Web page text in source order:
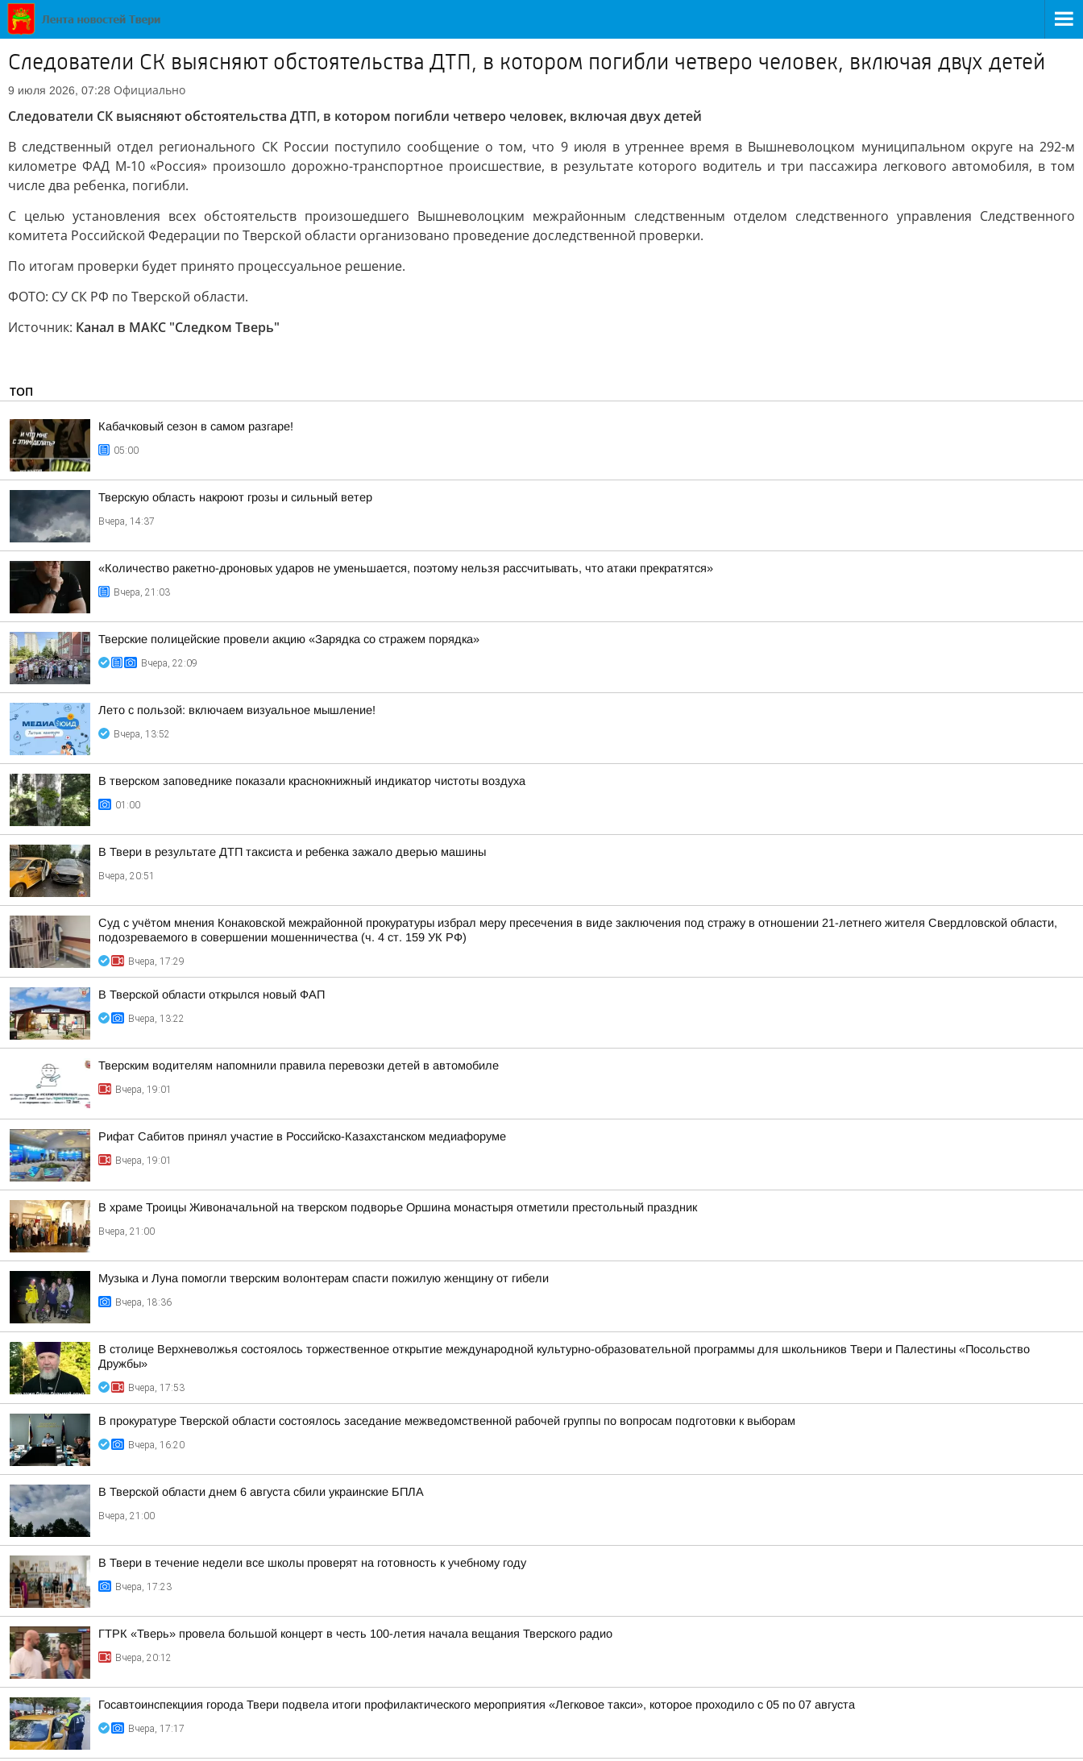
Следователи СК выясняют обстоятельства ДТП, в котором погибли четверо человек, включая двух детей
9 июля 2026, 07:28 Официально
Следователи СК выясняют обстоятельства ДТП, в котором погибли четверо человек, включая двух детей
В следственный отдел регионального СК России поступило сообщение о том, что 9 июля в утреннее время в Вышневолоцком муниципальном округе на 292-м
километре ФАД М-10 «Россия» произошло дорожно-транспортное происшествие, в результате которого водитель и три пассажира легкового автомобиля, в том
числе два ребенка, погибли.
С целью установления всех обстоятельств произошедшего Вышневолоцким межрайонным следственным отделом следственного управления Следственного
комитета Российской Федерации по Тверской области организовано проведение доследственной проверки.
По итогам проверки будет принято процессуальное решение.
ФОТО: СУ СК РФ по Тверской области.
Источник: Канал в МАКС "Следком Тверь"
ТОП
Кабачковый сезон в самом разгаре!
05:00
Тверскую область накроют грозы и сильный ветер
Вчера, 14:37
«Количество ракетно-дроновых ударов не уменьшается, поэтому нельзя рассчитывать, что атаки прекратятся»
Вчера, 21:03
Тверские полицейские провели акцию «Зарядка со стражем порядка»
Вчера, 22:09
Лето с пользой: включаем визуальное мышление!
Вчера, 13:52
В тверском заповеднике показали краснокнижный индикатор чистоты воздуха
01:00
В Твери в результате ДТП таксиста и ребенка зажало дверью машины
Вчера, 20:51
Суд с учётом мнения Конаковской межрайонной прокуратуры избрал меру пресечения в виде заключения под стражу в отношении 21-летнего жителя Свердловской области,
подозреваемого в совершении мошенничества (ч. 4 ст. 159 УК РФ)
Вчера, 17:29
В Тверской области открылся новый ФАП
Вчера, 13:22
Тверским водителям напомнили правила перевозки детей в автомобиле
Вчера, 19:01
Рифат Сабитов принял участие в Российско-Казахстанском медиафоруме
Вчера, 19:01
В храме Троицы Живоначальной на тверском подворье Оршина монастыря отметили престольный праздник
Вчера, 21:00
Музыка и Луна помогли тверским волонтерам спасти пожилую женщину от гибели
Вчера, 18:36
В столице Верхневолжья состоялось торжественное открытие международной культурно-образовательной программы для школьников Твери и Палестины «Посольство
Дружбы»
Вчера, 17:53
В прокуратуре Тверской области состоялось заседание межведомственной рабочей группы по вопросам подготовки к выборам
Вчера, 16:20
В Тверской области днем 6 августа сбили украинские БПЛА
Вчера, 21:00
В Твери в течение недели все школы проверят на готовность к учебному году
Вчера, 17:23
ГТРК «Тверь» провела большой концерт в честь 100-летия начала вещания Тверского радио
Вчера, 20:12
Госавтоинспекциия города Твери подвела итоги профилактического мероприятия «Легковое такси», которое проходило с 05 по 07 августа
Вчера, 17:17